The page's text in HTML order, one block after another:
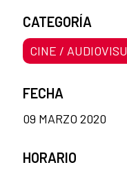
CATEGORÍA
CINE /
FECHA
09 MARZO 2020
HORARIO